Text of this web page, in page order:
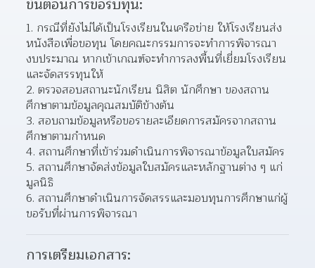
ขั้นตอนการขอรับทุน:
1. กรณีที่ยังไม่ได้เป็นโรงเรียนในเครือข่าย ให้โรงเรียนส่ง
หนังสือเพื่อขอทุน โดยคณะกรรมการจะทำการพิจารณา
งบประมาณ หากเข้าเกณฑ์จะทำการลงพื้นที่เยี่ยมโรงเรียน
และจัดสรรทุนให้
2. ตรวจสอบสถานะนักเรียน นิสิต นักศึกษา ของสถาน
ศึกษาตามข้อมูลคุณสมบัติข้างต้น
3. สอบถามข้อมูลหรือขอรายละเอียดการสมัครจากสถาน
ศึกษาตามกำหนด
4. สถานศึกษาที่เข้าร่วมดำเนินการพิจารณาข้อมูลใบสมัคร
5. สถานศึกษาจัดส่งข้อมูลใบสมัครและหลักฐานต่าง ๆ แก่
มูลนิธิ
6. สถานศึกษาดำเนินการจัดสรรและมอบทุนการศึกษาแก่ผู้
ขอรับที่ผ่านการพิจารณา
การเตรียมเอกสาร: